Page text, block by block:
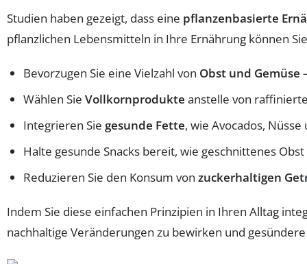
Studien haben gezeigt, dass eine pflanzenbasierte
pflanzlichen Lebensmitteln in Ihre Ernährung können
Bevorzugen Sie eine Vielzahl von Obst und Gemüse
Wählen Sie Vollkornprodukte anstelle von
Integrieren Sie gesunde Fette, wie Avocados,
Halte gesunde Snacks bereit, wie geschnittenes
Reduzieren Sie den Konsum von zuckerhaltigen
Indem Sie diese einfachen Prinzipien in Ihren Alltag
nachhaltige Veränderungen zu bewirken und